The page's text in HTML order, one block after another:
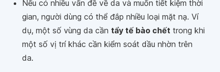
Nếu có nhiều vấn đề về da và muốn tiết kiệm thời
gian, người dùng có thể đắp nhiều loại mặt nạ. Ví
dụ, một số vùng da cần tẩy tế bào chết trong khi
một số vị trí khác cần kiểm soát dầu nhờn trên
da.